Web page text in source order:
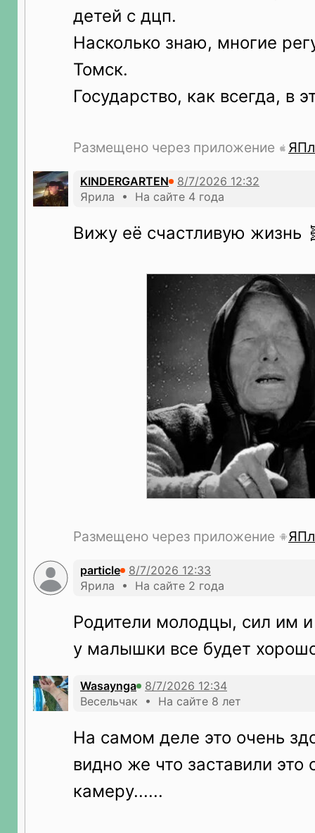
детей с дцп.
Насколько знаю, многие
Томск.
Государство, как всегда, в
Размещено через приложение
KINDERGARTEN
Ярила • На сайте 4 года
Вижу её счастливую жизнь
Размещено через приложение
particle
Ярила • На сайте 2 года
Родители молодцы, сил им
у малышки все будет
Wasaynga
Весельчак • На сайте 8 лет
На самом деле это очень
видно же что заставили это
камеру......